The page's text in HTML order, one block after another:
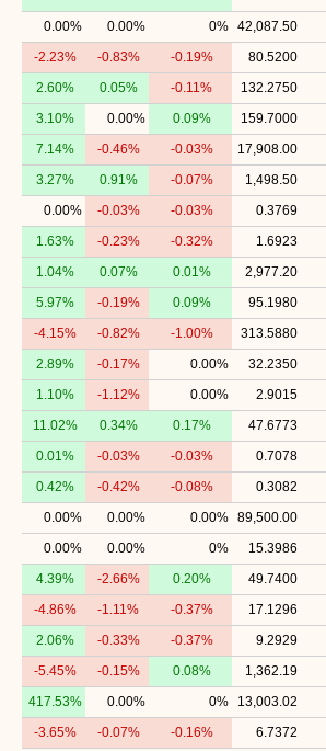
42,087.50
0%
0.00%
0.00%
80.5200
-0.19%
-0.83%
-2.23%
132.2750
-0.11%
0.05%
2.60%
159.7000
0.09%
0.00%
3.10%
17,908.00
-0.03%
-0.46%
7.14%
1,498.50
-0.07%
0.91%
3.27%
0.3769
-0.03%
-0.03%
0.00%
1.6923
-0.32%
-0.23%
1.63%
2,977.20
0.01%
0.07%
1.04%
95.1980
0.09%
-0.19%
5.97%
313.5880
-1.00%
-0.82%
-4.15%
32.2350
0.00%
-0.17%
2.89%
2.9015
0.00%
-1.12%
1.10%
47.6773
0.17%
0.34%
11.02%
0.7078
-0.03%
-0.03%
0.01%
0.3082
-0.08%
-0.42%
0.42%
89,500.00
0.00%
0.00%
0.00%
15.3986
0%
0.00%
0.00%
49.7400
0.20%
-2.66%
4.39%
17.1296
-0.37%
-1.11%
-4.86%
9.2929
-0.37%
-0.33%
2.06%
1,362.19
0.08%
-0.15%
-5.45%
13,003.02
0%
0.00%
417.53%
6.7372
-0.16%
-0.07%
-3.65%